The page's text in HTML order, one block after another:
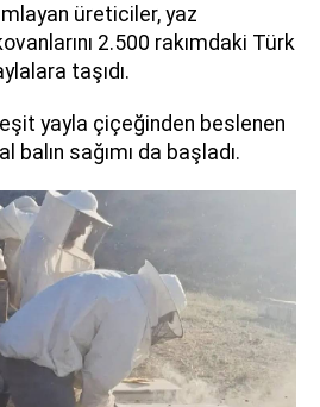
üreticiler, yaz
2.500 rakımdaki Türk
taşıdı.
yayla çiçeğinden beslenen
balın sağımı da başladı.